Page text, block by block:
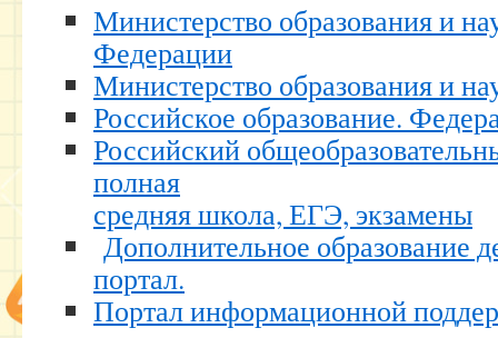
Министерство образования и
Федерации
Министерство образования и
Российское образование.
Российский
полная
средняя школа, ЕГЭ, экзамены
Дополнительное образование
портал.
Портал информационной